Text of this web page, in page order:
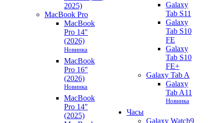
2025)
MacBook Pro
MacBook
Pro 14"
(2026)
Новинка
MacBook
Pro 16"
(2026)
Новинка
MacBook
Pro 14"
(2025)
Galaxy
Tab S11
Galaxy
Tab S10
FE
Galaxy
Tab S10
FE+
Galaxy Tab A
Galaxy
Tab A11
Новинка
Часы
Galaxy Watch9